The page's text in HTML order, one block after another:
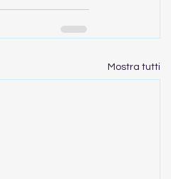
Mostra tutti